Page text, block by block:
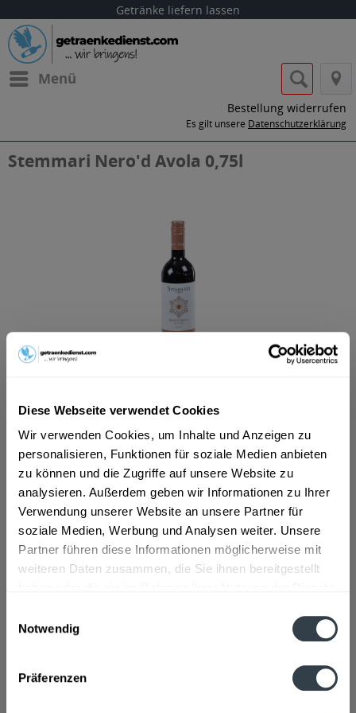
Diese Webseite verwendet Cookies
Wir verwenden Cookies, um Inhalte und Anzeigen zu
personalisieren, Funktionen für soziale Medien anbieten
zu können und die Zugriffe auf unsere Website zu
analysieren. Außerdem geben wir Informationen zu Ihrer
Verwendung unserer Website an unsere Partner für
soziale Medien, Werbung und Analysen weiter. Unsere
Partner führen diese Informationen möglicherweise mit
weiteren Daten zusammen, die Sie ihnen bereitgestellt
Notwendig
Präferenzen
Getränke liefern lassen
Menü
Bestellung widerrufen
Es gilt unsere Datenschutzerklärung
Stemmari Nero'd Avola 0,75l
ab 5,99 € *
Inhalt:0.75 Liter (7,99 € * / 1 Liter)
inkl. MwSt.ggf. zzgl. Erschwerniszuschlag
Vorrätig
In den Warenkorb
Artikel-Nr.:
33624
Verfügbar in:
Enthält SULFITE